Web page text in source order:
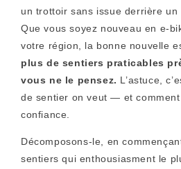
un trottoir sans issue derrière un
Que vous soyez nouveau en e-
votre région, la bonne nouvelle
plus de sentiers praticables
vous ne le pensez. L’astuce,
de sentier on veut — et
confiance.
Décomposons-le, en
sentiers qui enthousiasment le